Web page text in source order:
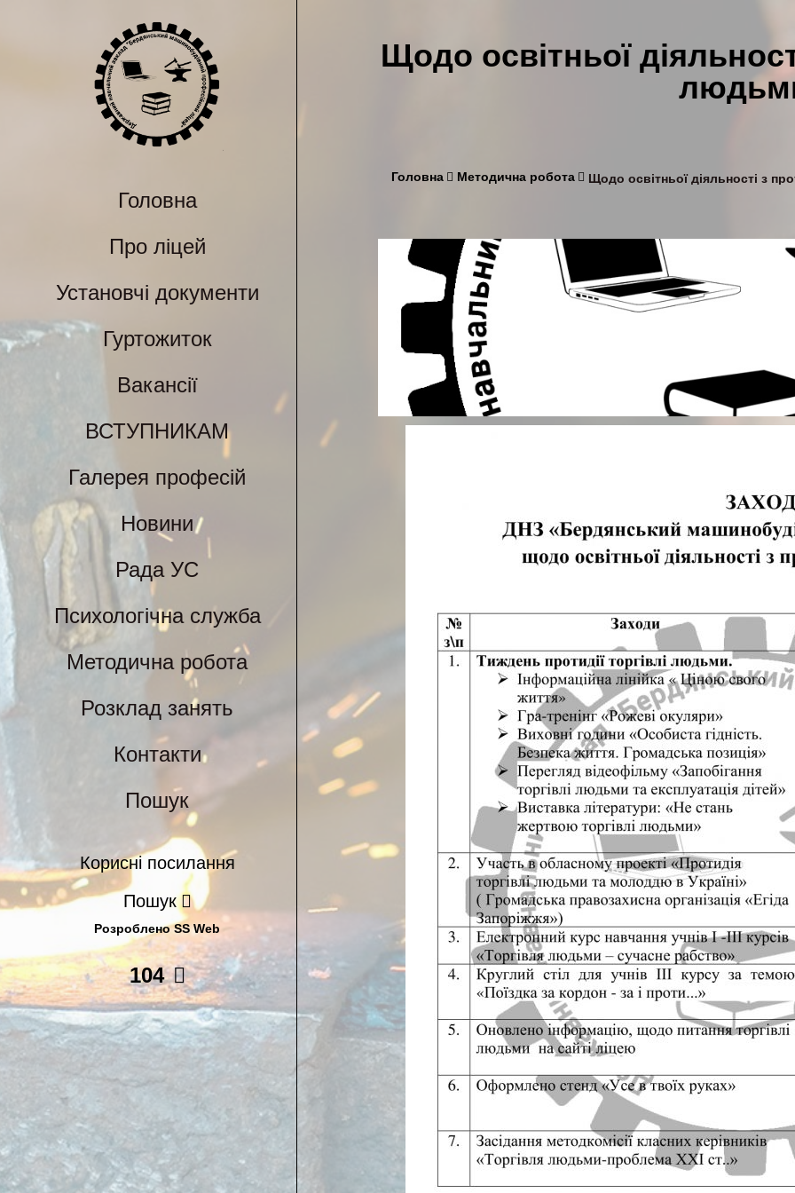
Головна
Про ліцей
Установчі документи
Гуртожиток
Вакансії
ВСТУПНИКАМ
Галерея професій
Новини
Рада УС
Психологічна служба
Методична робота
Розклад занять
Контакти
Пошук
Корисні посилання
Пошук
Розроблено SS Web
104
Щодо освітньої
Головна Методична робота Щодо освітньої діяльності з